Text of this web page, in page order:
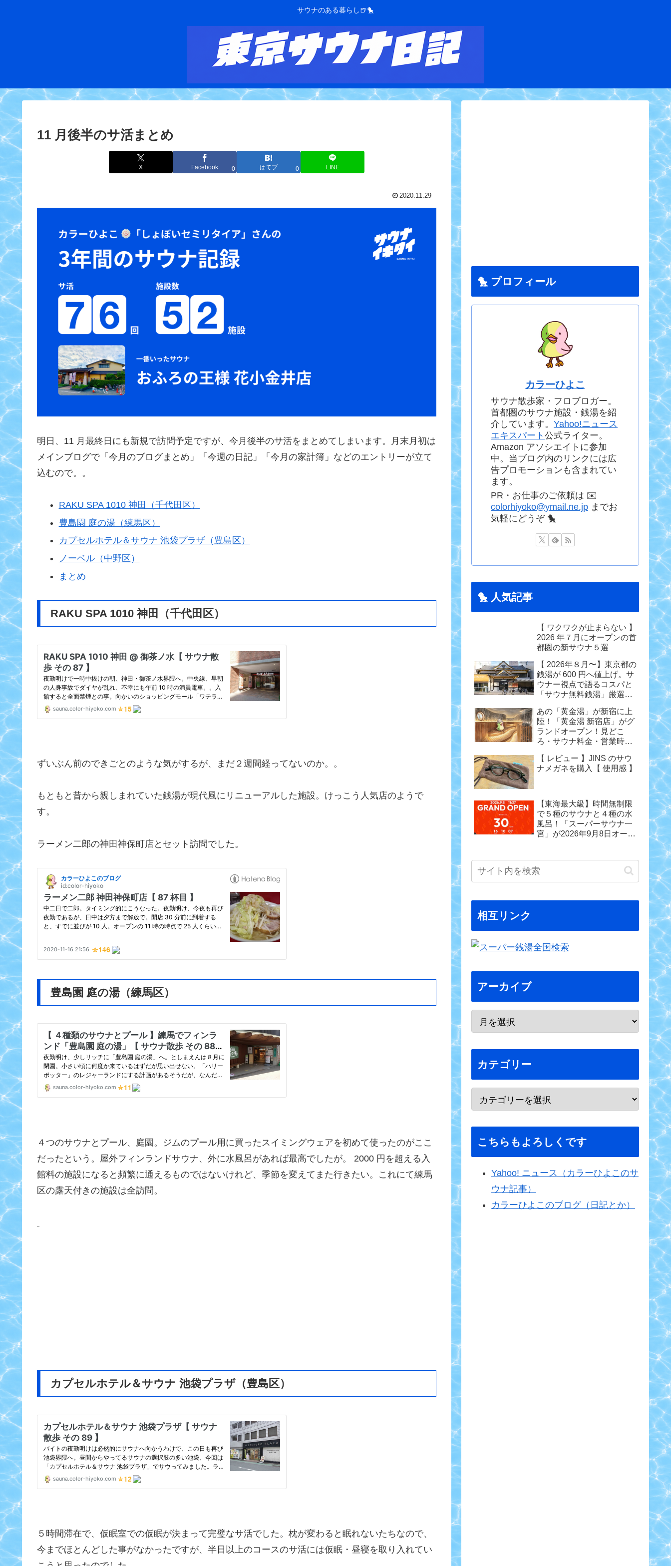
サウナのある暮らし🍺🐤
11 月後半のサ活まとめ
X Facebook 0 はてブ 0 LINE
2020.11.29
明日、11 月最終日にも新規で訪問予定ですが、今月後半のサ活をまとめてしまいます。月末月初は
メインブログで「今月のブログまとめ」「今週の日記」「今月の家計簿」などのエントリーが立て
込むので。。
RAKU SPA 1010 神田（千代田区）
豊島園 庭の湯（練馬区）
カプセルホテル＆サウナ 池袋プラザ（豊島区）
ノーベル（中野区）
まとめ
RAKU SPA 1010 神田（千代田区）
ずいぶん前のできごとのような気がするが、まだ２週間経ってないのか。。
もともと昔から親しまれていた銭湯が現代風にリニューアルした施設。けっこう人気店のようで
す。
ラーメン二郎の神田神保町店とセット訪問でした。
豊島園 庭の湯（練馬区）
４つのサウナとプール、庭園。ジムのプール用に買ったスイミングウェアを初めて使ったのがここ
だったという。屋外フィンランドサウナ、外に水風呂があれば最高でしたが。 2000 円を超える入
館料の施設になると頻繁に通えるものではないけれど、季節を変えてまた行きたい。これにて練馬
区の露天付きの施設は全訪問。
カプセルホテル＆サウナ 池袋プラザ（豊島区）
５時間滞在で、仮眠室での仮眠が決まって完璧なサ活でした。枕が変わると眠れないたちなので、
今までほとんどした事がなかったですが、半日以上のコースのサ活には仮眠・昼寝を取り入れてい
🐤 プロフィール
カラーひよこ
サウナ散歩家・フロブロガー。
首都圏のサウナ施設・銭湯を紹
介しています。 Yahoo!ニュース
エキスパート 公式ライター。
Amazon アソシエイトに参加
中。当ブログ内のリンクには広
告プロモーションも含まれてい
ます。
PR・お仕事のご依頼は ✉️
colorhiyoko@ymail.ne.jp までお
気軽にどうぞ 🐤
🐤 人気記事
【 ワクワクが止まらない 】
2026 年７月にオープンの首
都圏の新サウナ５選
【 2026年８月〜】東京都の
銭湯が 600 円へ値上げ。サ
ウナー視点で語るコスパと
「サウナ無料銭湯」厳選ま
あの「黄金湯」が新宿に上
陸！「黄金湯 新宿店」がグ
ランドオープン！見どこ
ろ・サウナ料金・営業時間
【 レビュー 】JINS のサウ
ナメガネを購入【 使用感 】
【東海最大級】時間無制限
で５種のサウナと４種の水
風呂！「スーパーサウナ一
宮」が2026年9月8日オープ
相互リンク
アーカイブ
カテゴリー
こちらもよろしくです
Yahoo! ニュース（カラーひよこのサ
ウナ記事）
カラーひよこのブログ（日記とか）